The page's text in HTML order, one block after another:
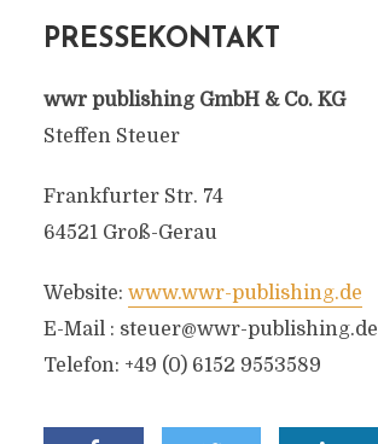
PRESSEKONTAKT
wwr publishing GmbH & Co. KG
Steffen Steuer
Frankfurter Str. 74
64521 Groß-Gerau
Website: www.wwr-publishing.de
E-Mail : steuer@wwr-publishing.de
Telefon: +49 (0) 6152 9553589